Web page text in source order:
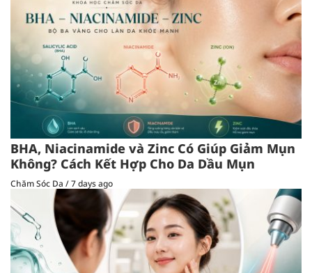
BHA, Niacinamide và Zinc Có Giúp Giảm Mụn
Không? Cách Kết Hợp Cho Da Dầu Mụn
Chăm Sóc Da /7 days ago